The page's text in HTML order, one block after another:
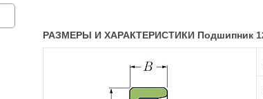
РАЗМЕРЫ И ХАРАКТЕРИСТИКИ Подшипник